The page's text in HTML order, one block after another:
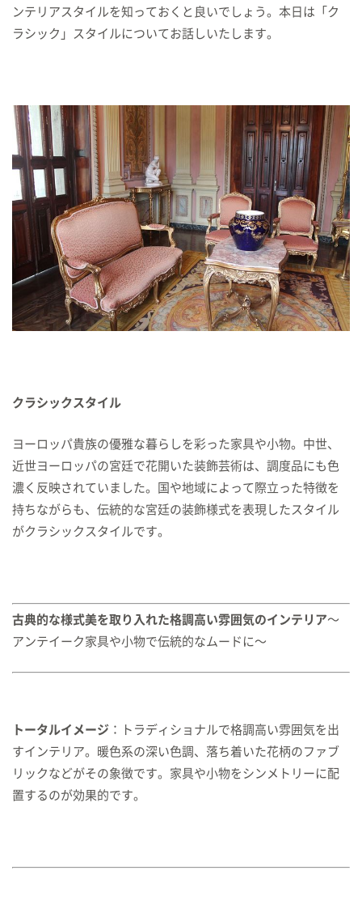
ンテリアスタイルを知っておくと良いでしょう。本日は「ク
ラシック」スタイルについてお話しいたします。
クラシックスタイル
ヨーロッパ貴族の優雅な暮らしを彩った家具や小物。中世、
近世ヨーロッパの宮廷で花開いた装飾芸術は、調度品にも色
濃く反映されていました。国や地域によって際立った特徴を
持ちながらも、伝統的な宮廷の装飾様式を表現したスタイル
がクラシックスタイルです。
古典的な様式美を取り入れた格調高い雰囲気のインテリア〜
アンテイーク家具や小物で伝統的なムードに〜
トータルイメージ ：トラディショナルで格調高い雰囲気を出
すインテリア。暖色系の深い色調、落ち着いた花柄のファブ
リックなどがその象徴です。家具や小物をシンメトリーに配
置するのが効果的です。